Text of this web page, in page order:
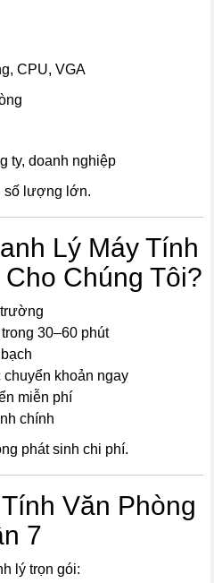
CPU, VGA
ty, doanh nghiệp
số lượng lớn.
Lý Máy Tính
Chúng Tôi?
30–60 phút
khoản ngay
miễn phí
chính
phát sinh chi phí.
Văn Phòng
7
lý trọn gói: